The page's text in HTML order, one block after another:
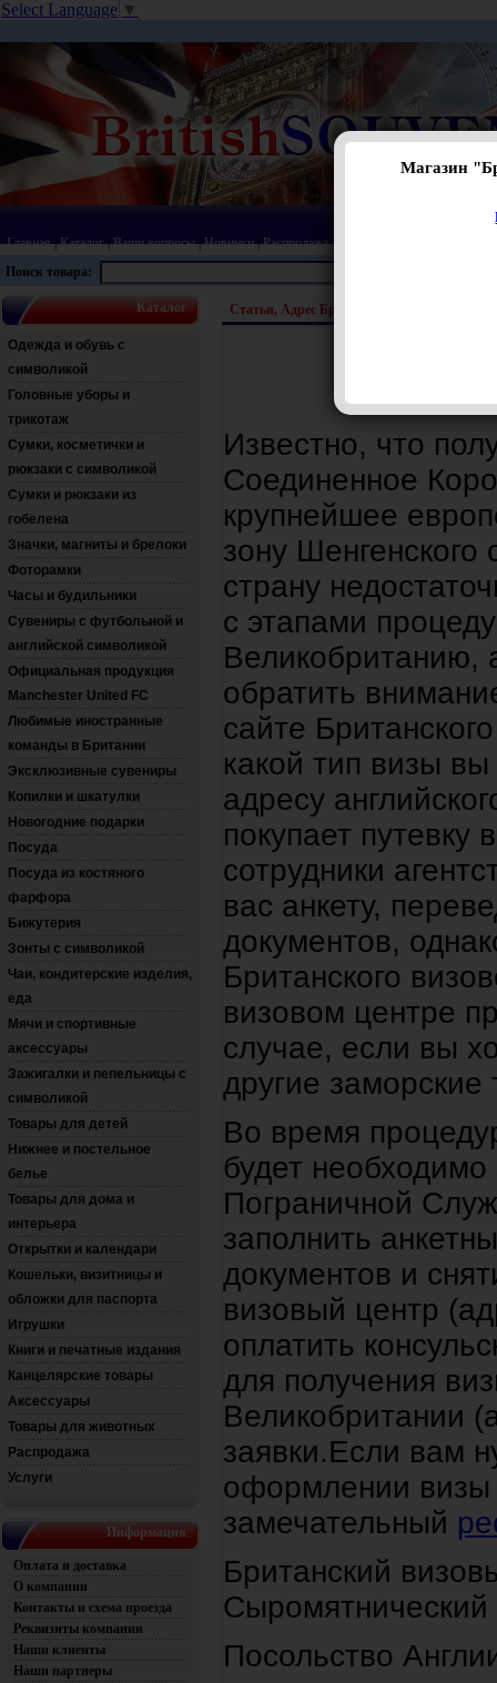
Select Language ▼
Главная|Каталог|Ваши вопросы|Новинки|Распродажа |
Поиск товара:
Каталог
Одежда и обувь с
символикой
Головные уборы и
трикотаж
Сумки, косметички и
рюкзаки с символикой
Сумки и рюкзаки из
гобелена
Значки, магниты и брелоки
Фоторамки
Часы и будильники
Сувениры с футбольной и
английской символикой
Официальная продукция
Manchester United FC
Любимые иностранные
команды в Британии
Эксклюзивные сувениры
Копилки и шкатулки
Новогодние подарки
Посуда
Посуда из костяного
фарфора
Бижутерия
Зонты с символикой
Чаи, кондитерские изделия,
еда
Мячи и спортивные
аксессуары
Зажигалки и пепельницы с
символикой
Товары для детей
Нижнее и постельное
белье
Товары для дома и
интерьера
Открытки и календари
Кошельки, визитницы и
обложки для паспорта
Игрушки
Книги и печатные издания
Канцелярские товары
Аксессуары
Товары для животных
Распродажа
Услуги
Информация
Оплата и доставка
О компании
Контакты и схема проезда
Реквизиты компании
Наши клиенты
Наши партнеры
Статьи, Адрес Британского визового центра
Адрес
Известно, что
Соединенное
крупнейшее
зону Шенгенского
страну
с этапами
Великобританию,
обратить
сайте
какой тип визы
адресу
покупает
сотрудники
вас анкету,
документов,
Британского
визовом центре
случае, если вы
другие
Во время
будет необходимо
Пограничной
заполнить
документов и
визовый центр
оплатить
для получения
Великобритании
заявки.Если вам
оформлении визы
замечательный
Британский
Сыромятнический
Посольство
Магазин